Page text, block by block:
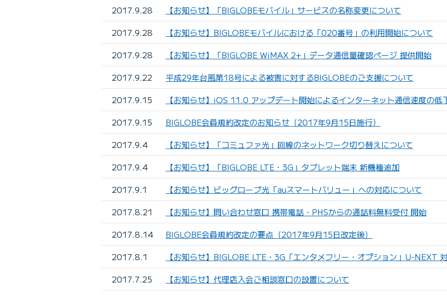
2017.9.28
【お知らせ】「BIGLOBEモバイル」サービスの名称変更について
2017.9.28
【お知らせ】BIGLOBEモバイルにおける「020番号」の利用開始について
2017.9.28
【お知らせ】「BIGLOBE WiMAX 2+」データ通信量確認ページ 提供開始
2017.9.22
平成29年台風第18号による被害に対するBIGLOBEのご支援について
2017.9.15
【お知らせ】iOS 11.0 アップデート開始によるインターネット通信速度の低
2017.9.15
BIGLOBE会員規約改定のお知らせ（2017年9月15日施行）
2017.9.4
【お知らせ】「コミュファ光」回線のネットワーク切り替えについて
2017.9.4
【お知らせ】「BIGLOBE LTE・3G」タブレット端末 新機種追加
2017.9.1
【お知らせ】ビッグローブ光「auスマートバリュー」への対応について
2017.8.21
【お知らせ】問い合わせ窓口 携帯電話・PHSからの通話料無料受付 開始
2017.8.14
BIGLOBE会員規約改定の要点（2017年9月15日改定後）
2017.8.1
【お知らせ】BIGLOBE LTE・3G「エンタメフリー・オプション」U-NEXT
2017.7.25
【お知らせ】代理店入会ご相談窓口の設置について